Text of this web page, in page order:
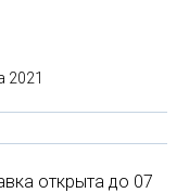
2021
открыта до 07